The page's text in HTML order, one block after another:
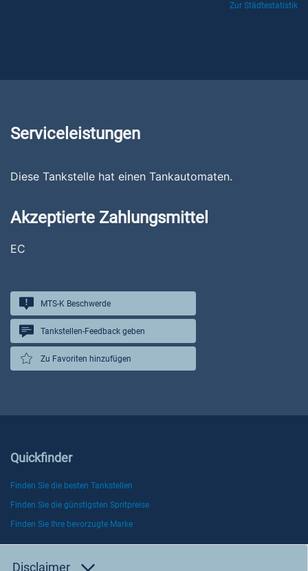
Zur Städtestatistik
Serviceleistungen
Diese Tankstelle hat einen Tankautomaten.
Akzeptierte Zahlungsmittel
EC
MTS-K Beschwerde
Tankstellen-Feedback geben
Zu Favoriten hinzufügen
Quickfinder
Finden Sie die besten Tankstellen
Finden Sie die günstigsten Spritpreise
Finden Sie Ihre bevorzugte Marke
Disclaimer